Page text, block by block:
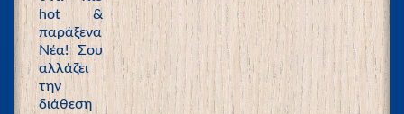
hot &
παράξενα
Νέα! Σου
αλλάζει
την
διάθεση